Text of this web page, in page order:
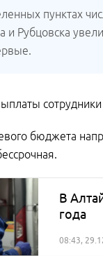
пунктах
и Рубцовска
бюджета
В
года
08:43,